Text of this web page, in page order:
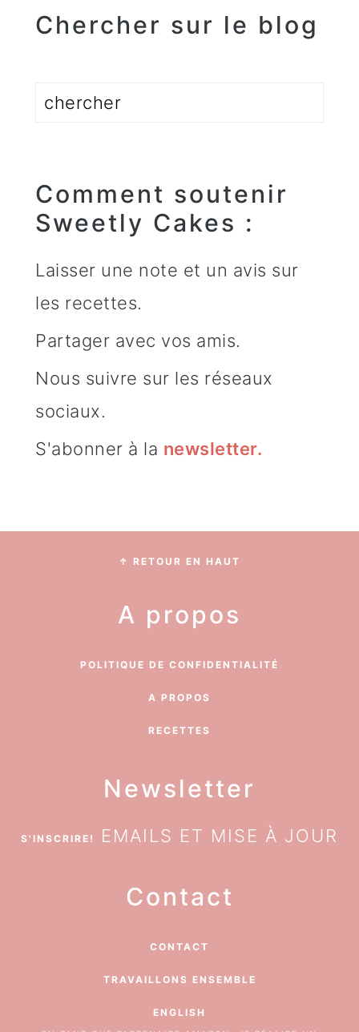
Chercher sur le blog
Comment soutenir
Sweetly Cakes :
Laisser une note et un avis sur
les recettes.
Partager avec vos amis.
Nous suivre sur les réseaux
sociaux.
S'abonner à la newsletter.
↑ RETOUR EN HAUT
A propos
POLITIQUE DE CONFIDENTIALITÉ
A PROPOS
RECETTES
Newsletter
S'INSCRIRE! EMAILS ET MISE À JOUR
Contact
CONTACT
TRAVAILLONS ENSEMBLE
ENGLISH